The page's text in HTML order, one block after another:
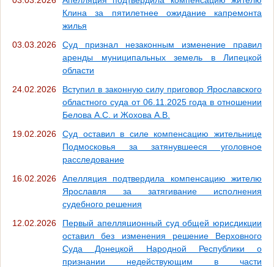
Клина за пятилетнее ожидание капремонта
жилья
03.03.2026
Суд признал незаконным изменение правил
аренды муниципальных земель в Липецкой
области
24.02.2026
Вступил в законную силу приговор Ярославского
областного суда от 06.11.2025 года в отношении
Белова А.С. и Жохова А.В.
19.02.2026
Суд оставил в силе компенсацию жительнице
Подмосковья за затянувшееся уголовное
расследование
16.02.2026
Апелляция подтвердила компенсацию жителю
Ярославля за затягивание исполнения
судебного решения
12.02.2026
Первый апелляционный суд общей юрисдикции
оставил без изменения решение Верховного
Суда Донецкой Народной Республики о
признании недействующим в части